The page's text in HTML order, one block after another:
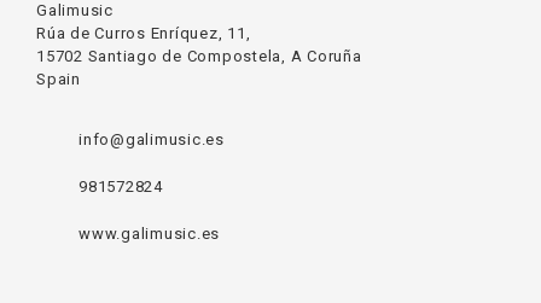
Galimusic
Rúa de Curros Enríquez, 11,
15702 Santiago de Compostela, A Coruña
Spain
info@galimusic.es
981572824
www.galimusic.es